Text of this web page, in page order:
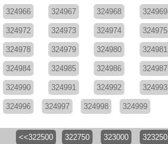
324966 324967 324968 324969
324972 324973 324974 324975
324978 324979 324980 324981
324984 324985 324986 324987
324990 324991 324992 324993
324996 324997 324998 324999
<<322500 322750 323000 323250